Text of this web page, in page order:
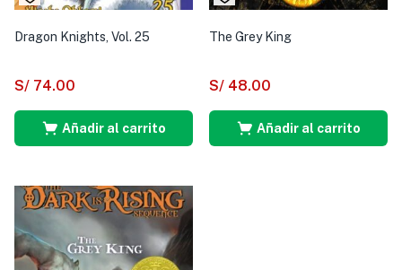
Dragon Knights, Vol. 25
S/ 74.00
Añadir al carrito
The Grey King
S/ 48.00
Añadir al carrito